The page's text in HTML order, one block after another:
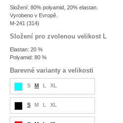
Složení: 80% polyamid, 20% elastan.
Vyrobeno v Evropě.
M-241 (314)
Složení pro zvolenou velikost L
Elastan: 20 %
Polyamid: 80 %
Barevné varianty a velikosti
S M L XL
S M L XL